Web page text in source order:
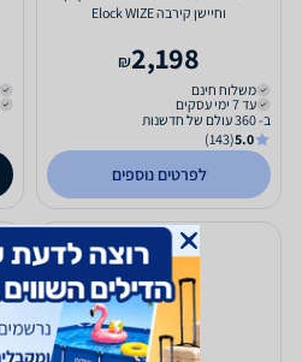
וחיישן קירבה Elock WIZE
2,198
₪
משלוח חינם
עד 7 ימי עסקים
ב- 360 עולם של חדשנות
5.0
(143)
לפרטים נוספים